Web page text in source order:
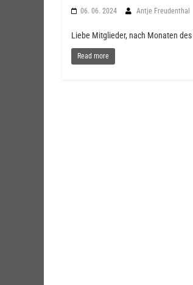
06. 06. 2024 Antje Freudenthal
Liebe Mitglieder, nach Monaten
Read more